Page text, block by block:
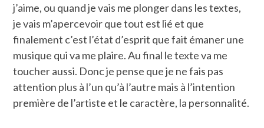
j’aime, ou quand je vais me plonger dans les textes,
je vais m’apercevoir que tout est lié et que
finalement c’est l’état d’esprit que fait émaner une
musique qui va me plaire. Au final le texte va me
toucher aussi. Donc je pense que je ne fais pas
attention plus à l’un qu’à l’autre mais à l’intention
première de l’artiste et le caractère, la personnalité.